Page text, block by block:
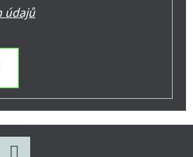
údajů